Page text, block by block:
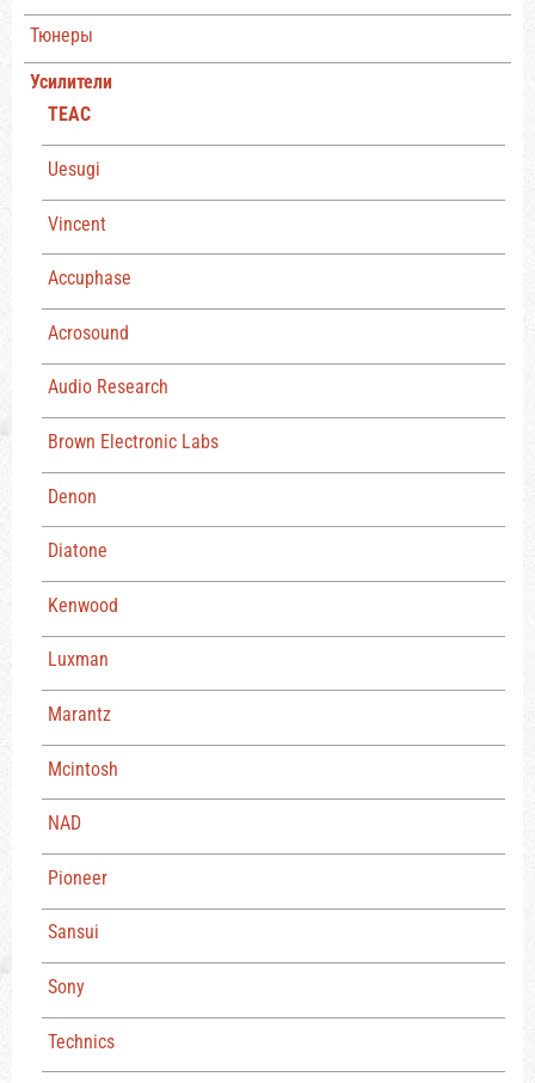
Тюнеры
Усилители
TEAC
Uesugi
Vincent
Accuphase
Acrosound
Audio Research
Brown Electronic Labs
Denon
Diatone
Kenwood
Luxman
Marantz
Mcintosh
NAD
Pioneer
Sansui
Sony
Technics